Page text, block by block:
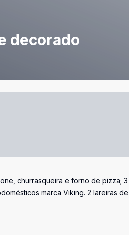
decorado
churrasqueira e forno de pizza; 3
marca Viking. 2 lareiras de